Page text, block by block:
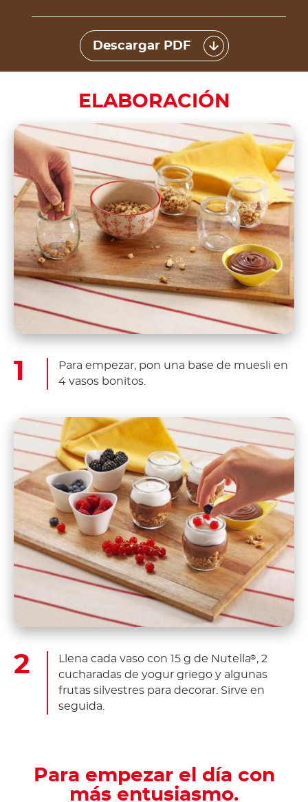
Descargar PDF
ELABORACIÓN
Para empezar, pon una base de muesli en
4 vasos bonitos.
Llena cada vaso con 15 g de Nutella® , 2
cucharadas de yogur griego y algunas
frutas silvestres para decorar. Sirve en
seguida.
Para empezar el día con
más entusiasmo.